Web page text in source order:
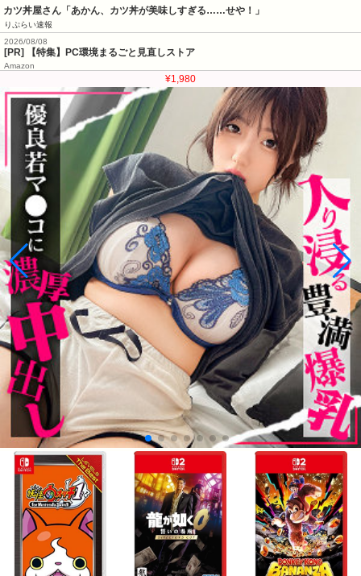
カツ丼屋さん「あかん、カツ丼が美味しすぎる……せや！」
りぷらい速報
2026/08/08
[PR] 【特集】PC環境まるごと見直しストア
Amazon
¥1,980